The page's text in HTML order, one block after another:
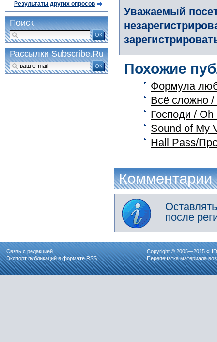
Уважаемый
Похожие
Формула
Всё сложно /
Господи / Oh
Sound of My
Hall Pass/
Комментарии
после
Результаты других опросов
Поиск
ОК
Рассылки Subscribe.Ru
ОК
Связь с редакцией
Экспорт публикаций в форматеRSS
Copyright © 2005—2015 «
Перепечатка материала